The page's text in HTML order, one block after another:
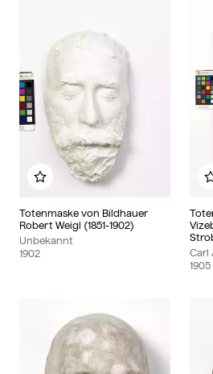
Totenmaske von Bildhauer
Robert Weigl (1851-1902)
Unbekannt
1902
Zu meinem Album
Carl
1905